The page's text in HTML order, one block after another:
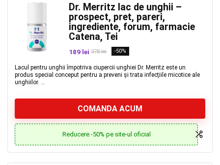
Dr. Merritz lac de unghii –
prospect, pret, pareri,
ingrediente, forum, farmacie
Catena, Tei
189 lei 378 lei -50%
Lacul pentru unghii împotriva ciupercii unghiei Dr. Merritz este un
produs special conceput pentru a preveni și trata infecțiile micotice ale
unghiilor. ...
COMANDA ACUM
Reducere -50% pe site-ul oficial